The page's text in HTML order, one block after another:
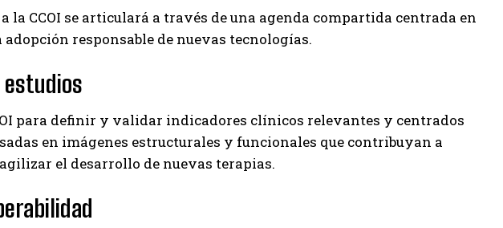
CCOI se articulará a través de una agenda compartida centrada en
responsable de nuevas tecnologías.
estudios
para definir y validar indicadores clínicos relevantes y centrados
en imágenes estructurales y funcionales que contribuyan a
el desarrollo de nuevas terapias.